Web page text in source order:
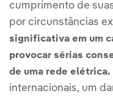
cumprimento de
por circunstâncias
significativa em um
provocar sérias
de uma rede elétrica.
internacionais, um